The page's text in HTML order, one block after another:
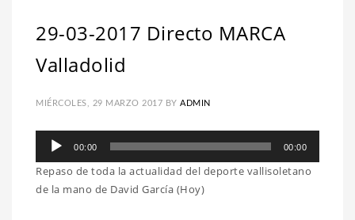
29-03-2017 Directo MARCA
Valladolid
MIÉRCOLES, 29 MARZO 2017 BY ADMIN
Reproductor
audio
00:00 00:00
Repaso de toda la actualidad del deporte vallisoletano
de la mano de David García (Hoy)